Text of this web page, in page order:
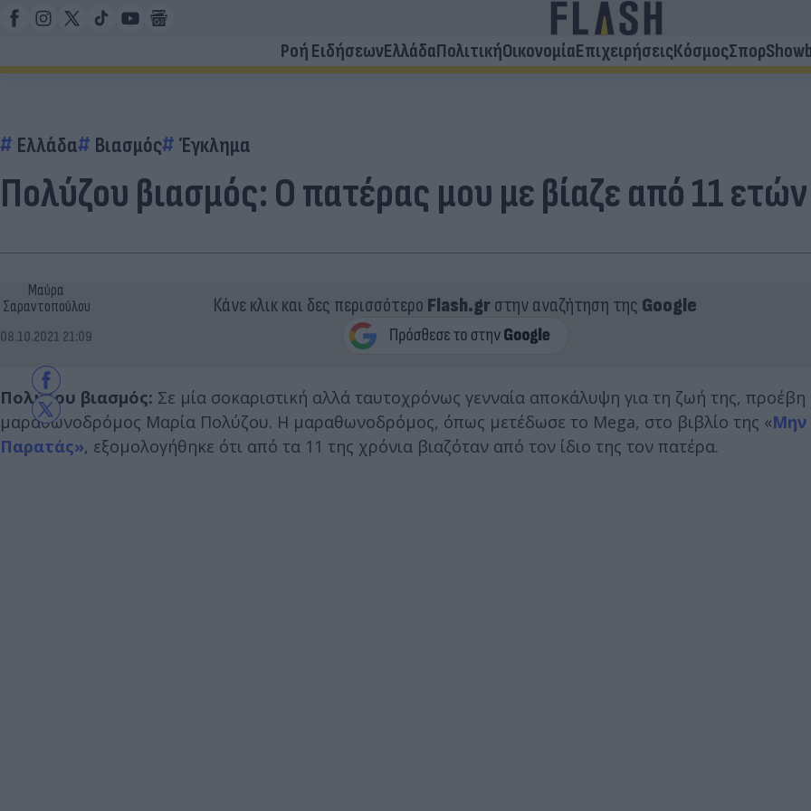
Ροή ΕιδήσεωνΕλλάδαΠολιτικήΟικονομίαΕπιχειρήσειςΚόσμοςΣπορ
Ελλάδα Βιασμός Έγκλημα
Πολύζου βιασμός: Ο πατέρας μου με βίαζε από 11 ετών
Μαύρα
Σαραντοπούλου
08.10.2021 21:09
Κάνε κλικ και δες περισσότερο Flash.grστην αναζήτηση της Google
Πολύζου βιασμός: Σε μία σοκαριστική αλλά ταυτοχρόνως γενναία αποκάλυψη για τη ζωή της, προέβη
μαραθωνοδρόμος Μαρία Πολύζου. Η μαραθωνοδρόμος, όπως μετέδωσε το Mega, στο βιβλίο της «Μην
Παρατάς», εξομολογήθηκε ότι από τα 11 της χρόνια βιαζόταν από τον ίδιο της τον πατέρα.